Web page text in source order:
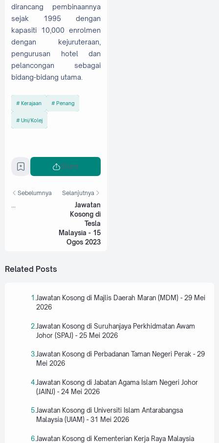
dirancang pembinaannya
sejak 1995 dengan
kapasiti 10,000 enrolmen
dengan kejuruteraan,
pengurusan hotel dan
pelancongan sebagai
bidang-bidang utama.
Kerajaan Penang
Uni/Kolej
Share
Sebelumnya Selanjutnya
Jawatan
Kosong di
Tesla
Malaysia - 15
Ogos 2023
Related Posts
Jawatan Kosong di Majlis Daerah Maran (MDM) - 29 Mei
2026
Jawatan Kosong di Suruhanjaya Perkhidmatan Awam
Johor (SPAJ) - 25 Mei 2026
Jawatan Kosong di Perbadanan Taman Negeri Perak - 29
Mei 2026
Jawatan Kosong di Jabatan Agama Islam Negeri Johor
(JAINJ) - 24 Mei 2026
Jawatan Kosong di Universiti Islam Antarabangsa
Malaysia (UIAM) - 31 Mei 2026
Jawatan Kosong di Kementerian Kerja Raya Malaysia